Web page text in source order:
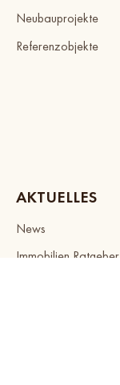
Neubauprojekte
Referenzobjekte
AKTUELLES
News
Immobilien Ratgeber